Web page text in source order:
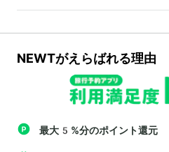
NEWTがえらばれる理由
最大5%分のポイント還元